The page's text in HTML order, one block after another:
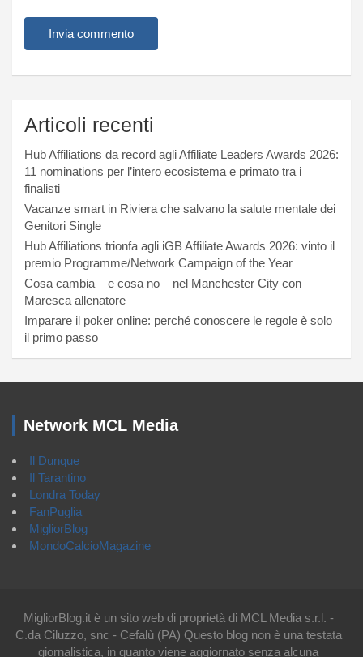
Articoli recenti
Hub Affiliations da record agli Affiliate Leaders Awards 2026:
11 nominations per l’intero ecosistema e primato tra i
finalisti
Vacanze smart in Riviera che salvano la salute mentale dei
Genitori Single
Hub Affiliations trionfa agli iGB Affiliate Awards 2026: vinto il
premio Programme/Network Campaign of the Year
Cosa cambia – e cosa no – nel Manchester City con
Maresca allenatore
Imparare il poker online: perché conoscere le regole è solo
il primo passo
Network MCL Media
Il Dunque
Il Tarantino
Londra Today
FanPuglia
MigliorBlog
MondoCalcioMagazine
MigliorBlog.it è un sito web di proprietà di MCL Media s.r.l. -
C.da Ciluzzo, snc - Cefalù (PA) Questo blog non è una testata
giornalistica, in quanto viene aggiornato senza alcuna